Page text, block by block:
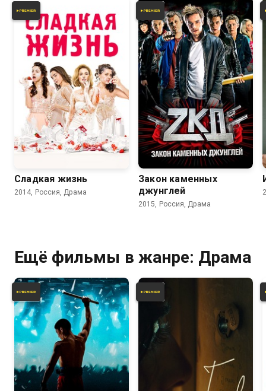
7.8 7.0
Сладкая жизнь
2014, Россия, Драма
7.7 6.7
Закон каменных
джунглей
2015, Россия, Драма
Ещё фильмы в жанре: Драма